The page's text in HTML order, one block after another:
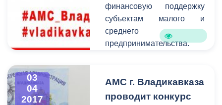
финансовую поддержку
субъектам малого и
среднего
предпринимательства.
03
04
2017
АМС г. Владикавказа
проводит конкурс